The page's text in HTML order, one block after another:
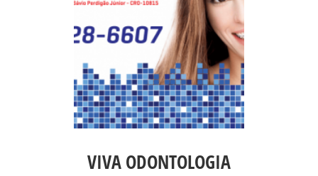
VIVA ODONTOLOGIA